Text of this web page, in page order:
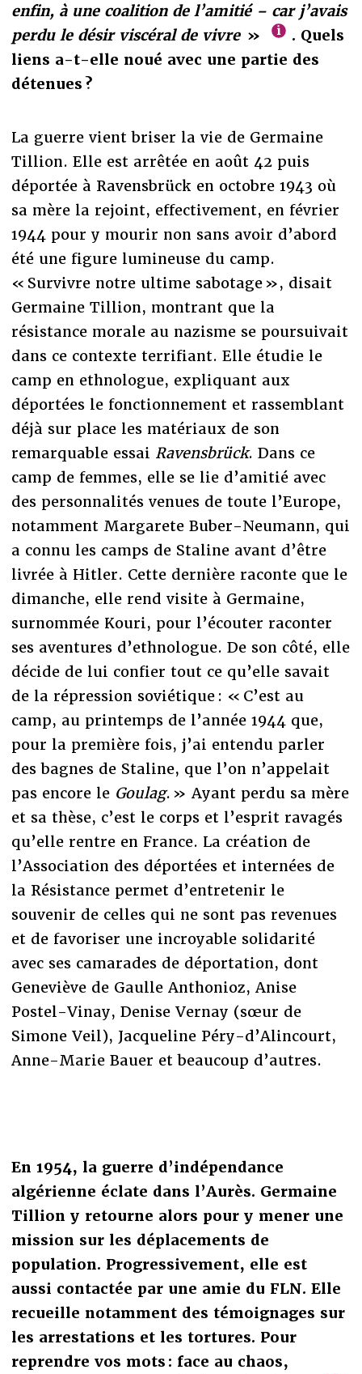
enfin, à une coalition de l’amitié – car j’avais
perdu le désir viscéral de vivre »
. Quels
liens a-t-elle noué avec une partie des
détenues ?
La guerre vient briser la vie de Germaine
Tillion. Elle est arrêtée en août 42 puis
déportée à Ravensbrück en octobre 1943 où
sa mère la rejoint, effectivement, en février
1944 pour y mourir non sans avoir d’abord
été une figure lumineuse du camp.
« Survivre notre ultime sabotage », disait
Germaine Tillion, montrant que la
résistance morale au nazisme se poursuivait
dans ce contexte terrifiant. Elle étudie le
camp en ethnologue, expliquant aux
déportées le fonctionnement et rassemblant
déjà sur place les matériaux de son
remarquable essai Ravensbrück. Dans ce
camp de femmes, elle se lie d’amitié avec
des personnalités venues de toute l’Europe,
notamment Margarete Buber-Neumann, qui
a connu les camps de Staline avant d’être
livrée à Hitler. Cette dernière raconte que le
dimanche, elle rend visite à Germaine,
surnommée Kouri, pour l’écouter raconter
ses aventures d’ethnologue. De son côté, elle
décide de lui confier tout ce qu’elle savait
de la répression soviétique : « C’est au
camp, au printemps de l’année 1944 que,
pour la première fois, j’ai entendu parler
des bagnes de Staline, que l’on n’appelait
pas encore le Goulag. » Ayant perdu sa mère
et sa thèse, c’est le corps et l’esprit ravagés
qu’elle rentre en France. La création de
l’Association des déportées et internées de
la Résistance permet d’entretenir le
souvenir de celles qui ne sont pas revenues
et de favoriser une incroyable solidarité
avec ses camarades de déportation, dont
Geneviève de Gaulle Anthonioz, Anise
Postel-Vinay, Denise Vernay (sœur de
Simone Veil), Jacqueline Péry-d’Alincourt,
Anne-Marie Bauer et beaucoup d’autres.
En 1954, la guerre d’indépendance
algérienne éclate dans l’Aurès. Germaine
Tillion y retourne alors pour y mener une
mission sur les déplacements de
population. Progressivement, elle est
aussi contactée par une amie du FLN. Elle
recueille notamment des témoignages sur
les arrestations et les tortures. Pour
reprendre vos mots : face au chaos,